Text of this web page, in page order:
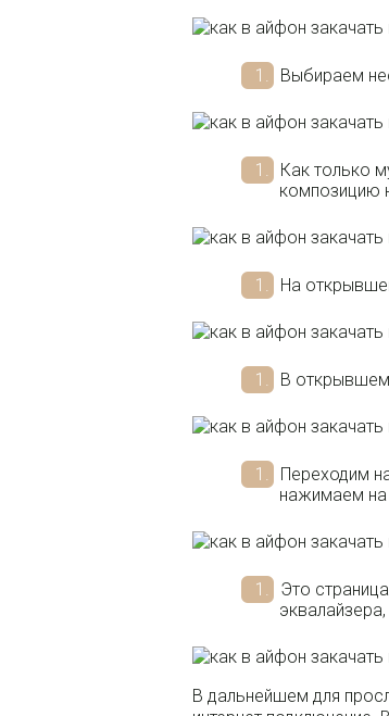
Выбираем
Как только
композицию
На
В
Переходим
нажимаем на
Это
В дальнейшем для